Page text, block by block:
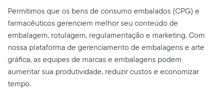
Permitimos que os bens de consumo embalados (CPG) e
farmacêuticos gerenciem melhor seu conteúdo de
embalagem, rotulagem, regulamentação e marketing. Com
nossa plataforma de gerenciamento de embalagens e arte
gráfica, as equipes de marcas e embalagens podem
aumentar sua produtividade, reduzir custos e economizar
tempo.